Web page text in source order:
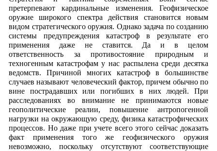
претерпевают кардинальные изменения. Геофизическое
оружие широкого спектра действия становится новым
видом стратегического оружия. Однако задача по созданию
системы предупреждения катастроф в результате его
применения даже не ставится. Да и в целом
ответственность за противостояние природным и
техногенным катастрофам у нас распылена среди десятка
ведомств. Причиной многих катастроф в большинстве
случаев называют человеческий фактор, причем обычно по
вине пострадавших или погибших в них людей. При
расследованиях во внимание не принимаются новые
геополитические реалии, повышение антропогенной
нагрузки на окружающую среду, физика катастрофических
процессов. Но даже при учете всего этого сейчас доказать
факт применения того же геофизического оружия
невозможно, поскольку отсутствуют соответствующие